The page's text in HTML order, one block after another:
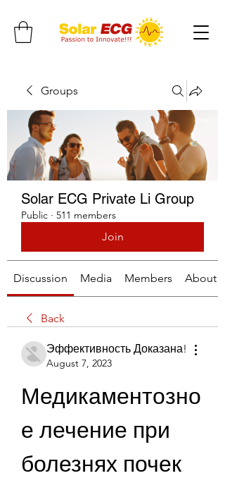
Groups
Solar ECG Private Li Group
Public · 511 members
Join
Discussion Media Members About
Back
Эффективность Доказана!
August 7, 2023
Медикаментозно
е лечение при
болезнях почек